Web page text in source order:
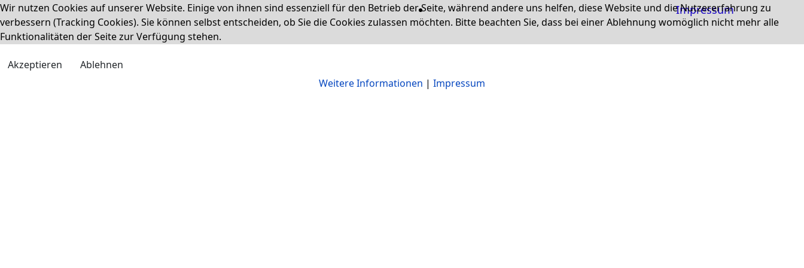
Impressum
Wir nutzen Cookies auf unserer Website. Einige von ihnen sind essenziell für den Betrieb der Seite, während andere uns helfen, diese Website und die Nutzererfahrung zu
verbessern (Tracking Cookies). Sie können selbst entscheiden, ob Sie die Cookies zulassen möchten. Bitte beachten Sie, dass bei einer Ablehnung womöglich nicht mehr alle
Funktionalitäten der Seite zur Verfügung stehen.
Akzeptieren
Ablehnen
Weitere Informationen | Impressum